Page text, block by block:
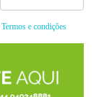
Termos e condições